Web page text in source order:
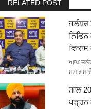
RELATED POST
ਜਲੰਧਰ
ਵਿਕਾਸ
ਆਪ
ਸਮਾਗਮ
ਸਾਲ
ਪੜ੍ਹਨ